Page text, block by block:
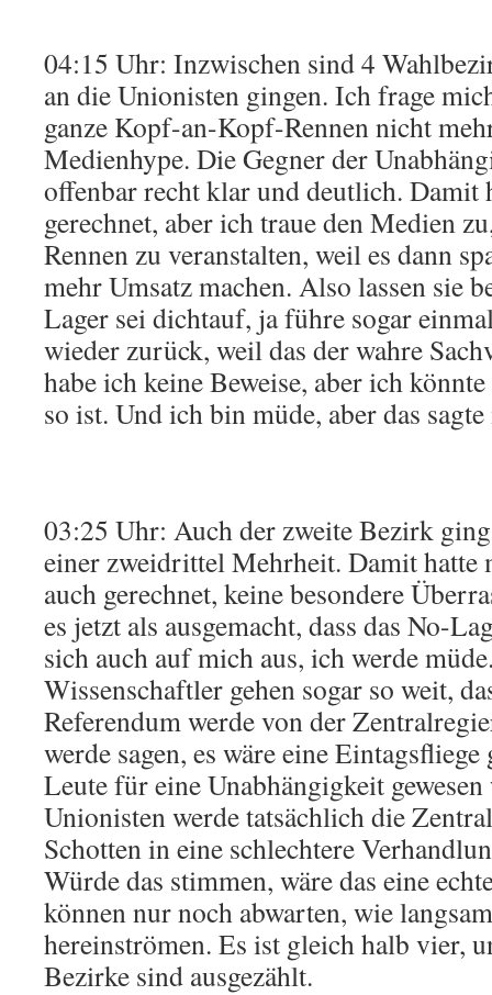
04:15 Uhr: Inzwischen sind 4
an die Unionisten gingen. Ich frage
ganze Kopf-an-Kopf-Rennen nicht
Medienhype. Die Gegner der
offenbar recht klar und deutlich. Damit
gerechnet, aber ich traue den Medien
Rennen zu veranstalten, weil es dann
mehr Umsatz machen. Also lassen sie
Lager sei dichtauf, ja führe sogar
wieder zurück, weil das der wahre
habe ich keine Beweise, aber ich
so ist. Und ich bin müde, aber das
03:25 Uhr: Auch der zweite Bezirk
einer zweidrittel Mehrheit. Damit hatte
auch gerechnet, keine besondere
es jetzt als ausgemacht, dass das No-
sich auch auf mich aus, ich werde
Wissenschaftler gehen sogar so weit,
Referendum werde von der
werde sagen, es wäre eine Eintagsfliege
Leute für eine Unabhängigkeit
Unionisten werde tatsächlich die
Schotten in eine schlechtere
Würde das stimmen, wäre das eine
können nur noch abwarten, wie
hereinströmen. Es ist gleich halb vier,
Bezirke sind ausgezählt.